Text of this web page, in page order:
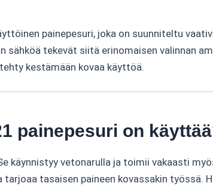
painepesuri, joka on suunniteltu
sähköä tekevät siitä erinomaisen valinnan
kestämään kovaa käyttöä.
painepesuri on
käynnistyy vetonarulla ja toimii vakaasti
tasaisen paineen kovassakin työssä.